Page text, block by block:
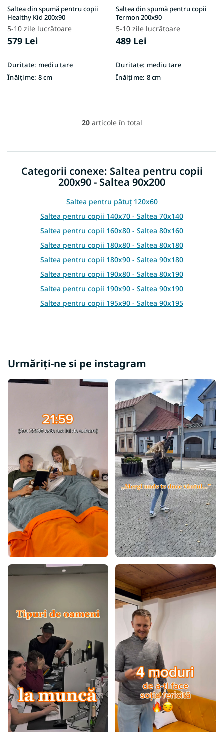
Saltea din spumă pentru copii
Healthy Kid 200x90
5-10 zile lucrătoare
579 Lei
Duritate: mediu tare
Înălțime: 8 cm
Saltea din spumă pentru copii
Termon 200x90
5-10 zile lucrătoare
489 Lei
Duritate: mediu tare
Înălțime: 8 cm
C
t
r
o
l
l
l
i
s
t
ă
r
i
l
o
20articole în total
Categorii conexe: Saltea pentru copii
200x90 - Saltea 90x200
Saltea pentru pătuț 120x60
Saltea pentru copii 140x70 - Saltea 70x140
Saltea pentru copii 160x80 - Saltea 80x160
Saltea pentru copii 180x80 - Saltea 80x180
Saltea pentru copii 180x90 - Saltea 90x180
Saltea pentru copii 190x80 - Saltea 80x190
Saltea pentru copii 190x90 - Saltea 90x190
Saltea pentru copii 195x90 - Saltea 90x195
Saltea pentru copii 200x120 - Saltea 120x200
Urmăriți-ne si pe instagram